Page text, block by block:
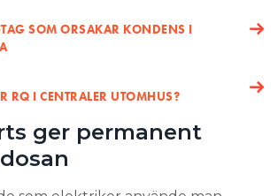
SOM ORSAKAR KONDENS I
RQ I CENTRALER UTOMHUS?
ger permanent